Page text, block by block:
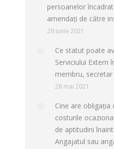
persoanelor
amendați de către
29 iunie 2021
Ce statut poate
Serviciului Extern
membru,
28 mai 2021
Cine are obligația
costurile
de aptitudini
Angajatul sau